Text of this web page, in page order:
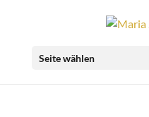
Seite wählen